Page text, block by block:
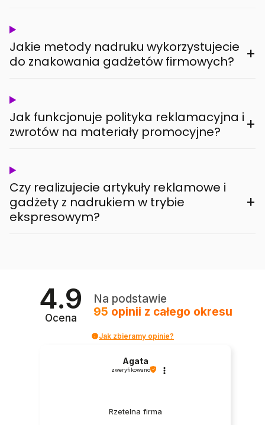
Jakie metody nadruku wykorzystujecie
do znakowania gadżetów firmowych?
+
Jak funkcjonuje polityka reklamacyjna i
zwrotów na materiały promocyjne?
+
Czy realizujecie artykuły reklamowe i
gadżety z nadrukiem w trybie
ekspresowym?
+
4.9
Ocena
Na podstawie
95 opinii z całego okresu
Jak zbieramy opinie?
Agata
zweryfikowano
Rzetelna firma